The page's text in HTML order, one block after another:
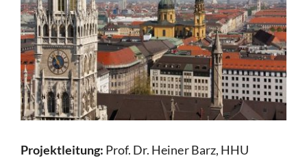
Projektleitung: Prof. Dr. Heiner Barz, HHU